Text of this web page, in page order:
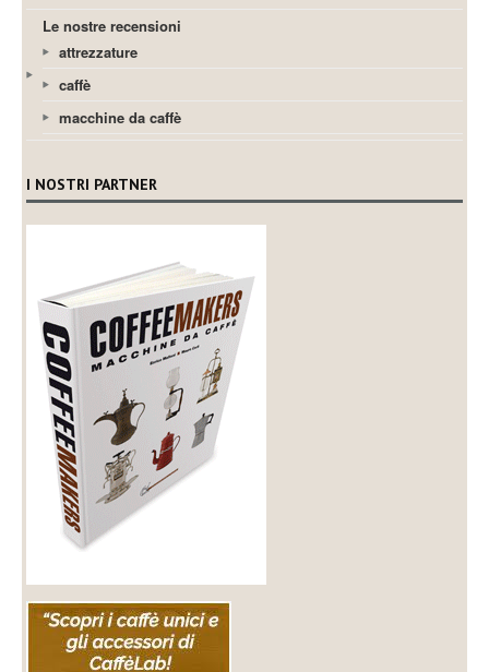
Le nostre recensioni
attrezzature
caffè
macchine da caffè
I NOSTRI PARTNER